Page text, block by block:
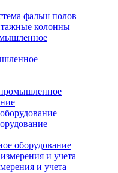
фальш полов
колонны
оборудование
и учета